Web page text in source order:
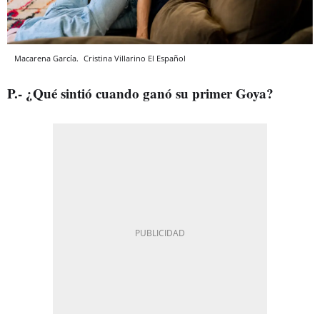
Macarena García. Cristina Villarino El Español
P.- ¿Qué sintió cuando ganó su primer Goya?